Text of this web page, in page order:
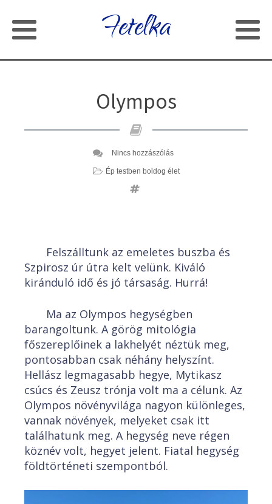
Fetelka
Olympos
Nincs hozzászólás
Ép testben boldog élet
Felszálltunk az emeletes buszba és
Szpirosz úr útra kelt velünk. Kiváló
kiránduló idő és jó társaság. Hurrá!
Ma az Olympos hegységben
barangoltunk. A görög mitológia
főszereplőinek a lakhelyét néztük meg,
pontosabban csak néhány helyszínt.
Hellász legmagasabb hegye, Mytikasz
csúcs és Zeusz trónja volt ma a célunk. Az
Olympos növényvilága nagyon különleges,
vannak növények, melyeket csak itt
találhatunk meg. A hegység neve régen
köznév volt, hegyet jelent. Fiatal hegység
földtörténeti szempontból.